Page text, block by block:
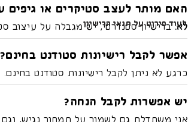
וכלול ברישיון סטנדרטי.)
האם מותר לעצב סטיקרים או גיפים
לא.ברישיון סטנדרטי, יש מגבלה על עיצוב
לעוד פירוט על תנאי הרישיון
אפשר לקבל רישיונות סטודנט בחינם?
כרגע לא ניתן לקבל רישיונות סטודנט
יש אפשרות לקבל הנחה?
אני משתדלת גם לשמור על תמחור נגיש,